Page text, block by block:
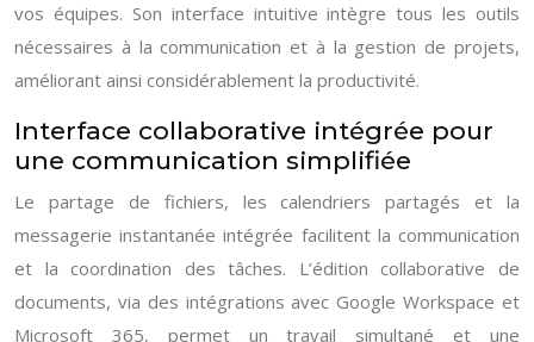
vos équipes. Son interface intuitive intègre tous les outils
nécessaires à la communication et à la gestion de projets,
améliorant ainsi considérablement la productivité.
Interface collaborative intégrée pour
une communication simplifiée
Le partage de fichiers, les calendriers partagés et la
messagerie instantanée intégrée facilitent la communication
et la coordination des tâches. L’édition collaborative de
documents, via des intégrations avec Google Workspace et
Microsoft 365, permet un travail simultané et une